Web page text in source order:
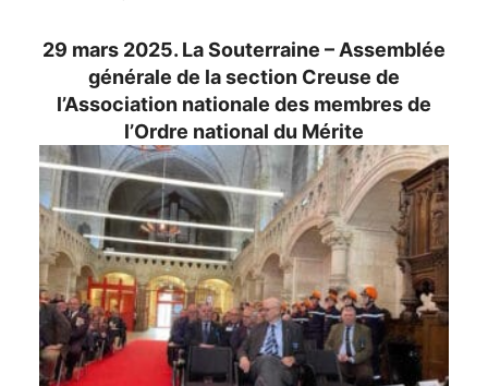
29 mars 2025. La Souterraine – Assemblée
générale de la section Creuse de
l’Association nationale des membres de
l’Ordre national du Mérite